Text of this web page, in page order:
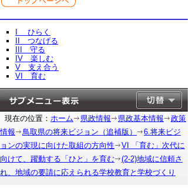
I ひらく
II つなげる
III 守る
IV 楽しむ
V 支え合う
VI 育む
現在の位置： ホーム 県政情報 県政基本情報
政策
情報
鳥取県の将来ビジョン（追補版）
6.将来ビジ
ョンの実現に向けた取組の方向性
VI 「育む」次代に
向けて、躍動する「ひと」を育む
(2-2)地域に信頼さ
れ、地域の要請に応えられる学校教育と学校づくり